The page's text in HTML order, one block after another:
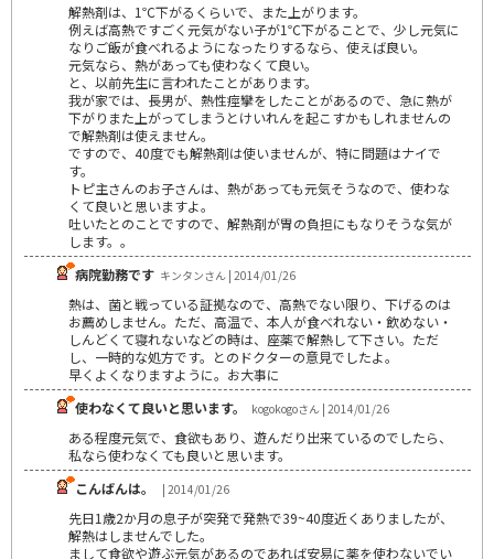
解熱剤は、1℃下がるくらいで、また上がります。
例えば高熱ですごく元気がない子が1℃下がることで、少し元気に
なりご飯が食べれるようになったりするなら、使えば良い。
元気なら、熱があっても使わなくて良い。
と、以前先生に言われたことがあります。
我が家では、長男が、熱性痙攣をしたことがあるので、急に熱が
下がりまた上がってしまうとけいれんを起こすかもしれませんの
で解熱剤は使えません。
ですので、40度でも解熱剤は使いませんが、特に問題はナイで
す。
トピ主さんのお子さんは、熱があっても元気そうなので、使わな
くて良いと思いますよ。
吐いたとのことですので、解熱剤が胃の負担にもなりそうな気が
します。。
病院勤務です キンタンさん | 2014/01/26
熱は、菌と戦っている証拠なので、高熱でない限り、下げるのは
お薦めしません。ただ、高温で、本人が食べれない・飲めない・
しんどくて寝れないなどの時は、座薬で解熱して下さい。ただ
し、一時的な処方です。とのドクターの意見でしたよ。
早くよくなりますように。お大事に
使わなくて良いと思います。
kogokogoさん | 2014/01/26
ある程度元気で、食欲もあり、遊んだり出来ているのでしたら、
私なら使わなくても良いと思います。
こんばんは。
| 2014/01/26
先日1歳2か月の息子が突発で発熱で39~40度近くありましたが、
解熱はしませんでした。
まして食欲や遊ぶ元気があるのであれば安易に薬を使わないでい